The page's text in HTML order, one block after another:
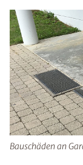
Bauschäden an